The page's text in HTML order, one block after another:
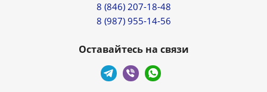
8 (846) 207-18-48
8 (987) 955-14-56
Оставайтесь на связи